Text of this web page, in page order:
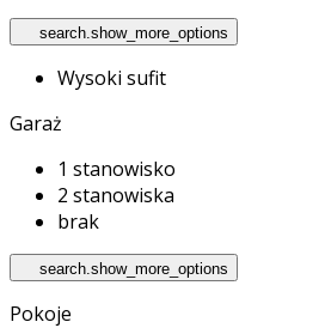
search.show_more_options
Wysoki sufit
Garaż
1 stanowisko
2 stanowiska
brak
search.show_more_options
Pokoje